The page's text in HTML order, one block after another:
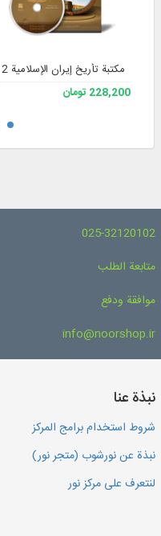
مکتبة تأريخ إيران الإسلامیة 2
228,200 تومان
025-32120102
متابعة الطلب
موافقة ودفع
info@noorshop.ir
نبذة عنا
شروط استخدام برامج المركز
نبذة عن نورشوب (متجر نور)
لنتعرف على مركز نور